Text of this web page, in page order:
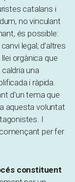
catalans i
no vinculant
és possible:
legal; d’altres
orgànica que
una
i ràpida.
d’un tema que
aquesta voluntat
I
per fer
constituent